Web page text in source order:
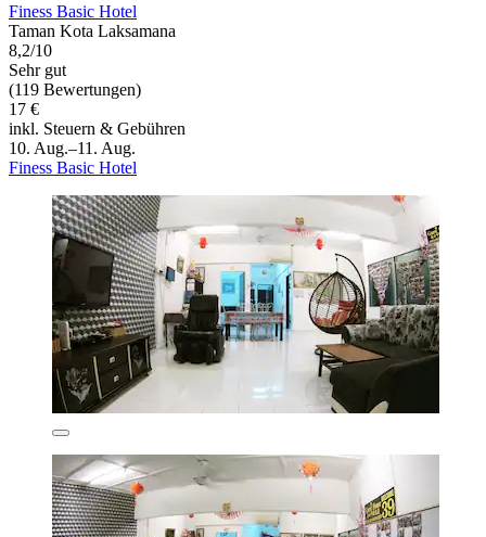
Finess Basic Hotel
Taman Kota Laksamana
8,2/10
Sehr gut
(119 Bewertungen)
17 €
inkl. Steuern & Gebühren
10. Aug.–11. Aug.
Finess Basic Hotel